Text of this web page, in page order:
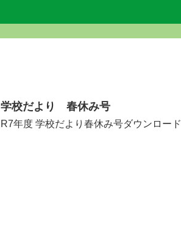
学校だより 春休み号
R7年度 学校だより春休み号ダウンロード